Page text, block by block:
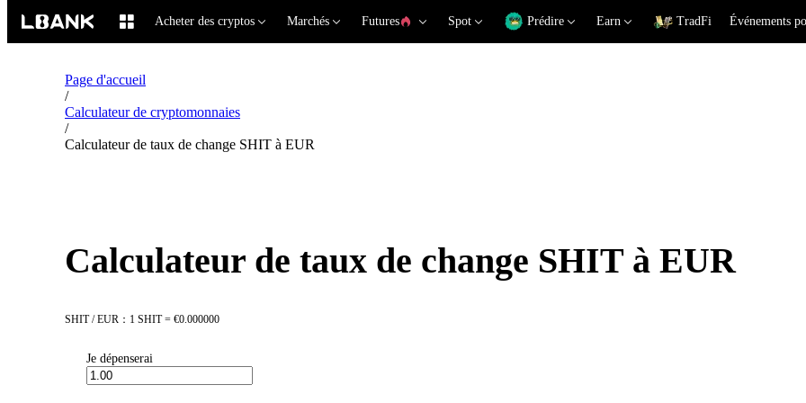
Acheter des cryptos Marchés Futures Spot Prédire Earn TradFi Événements
Page d'accueil
/
Calculateur de cryptomonnaies
/
Calculateur de taux de change SHIT à EUR
Calculateur de taux de change SHIT à EUR
SHIT / EUR：1 SHIT = €0.000000
Je dépenserai